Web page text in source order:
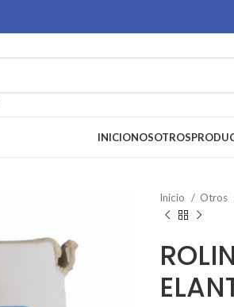
INICIONOSOTROS
Inicio Otros